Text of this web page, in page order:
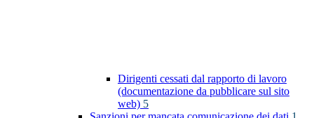
Dirigenti cessati dal rapporto di lavoro
(documentazione da pubblicare sul sito
web) 5